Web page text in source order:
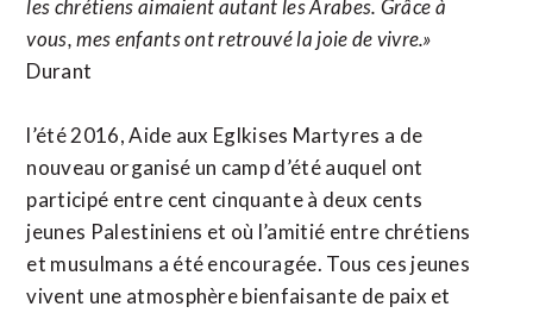
les chrétiens aimaient autant les Arabes. Grâce à
vous, mes enfants ont retrouvé la joie de vivre.»
Durant
l’été 2016, Aide aux Eglkises Martyres a de
nouveau organisé un camp d’été auquel ont
participé entre cent cinquante à deux cents
jeunes Palestiniens et où l’amitié entre chrétiens
et musulmans a été encouragée. Tous ces jeunes
vivent une atmosphère bienfaisante de paix et